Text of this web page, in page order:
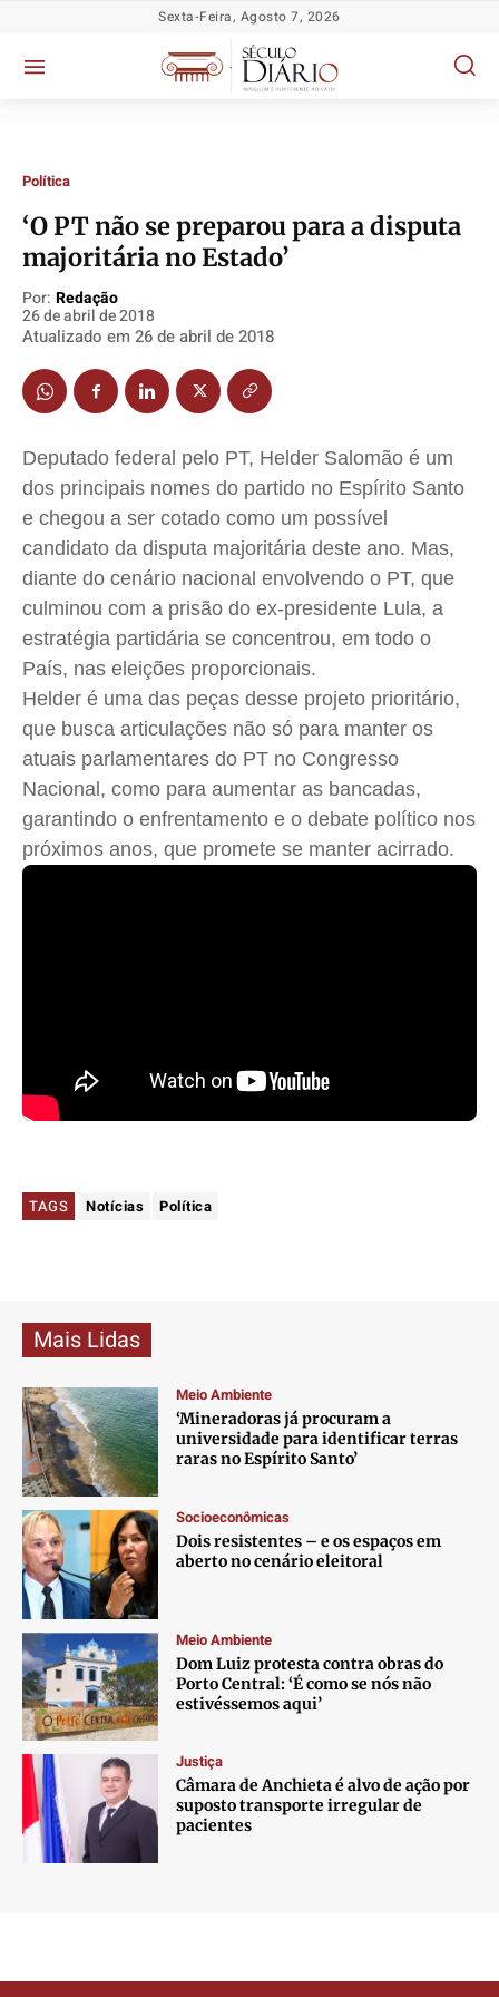
Política
Socioeconômicas
TV Século
Justiça
Segurança
Saúde
Cidades
Direitos
Colunas
Caetano Roque
Gustavo Bastos
Jr Mignone (in memorian)
Wanda Sily
Publicidade Legal
Termos de Uso
Política
Socioeconômicas
TV Século
Justiça
Segurança
Saúde
Cidades
Direitos
Colunas
Caetano Roque
Gustavo Bastos
Jr Mignone (in memorian)
Wanda Sily
Publicidade Legal
Termos de Uso
Política
Socioeconômicas
TV Século
Justiça
Segurança
Saúde
Cidades
Direitos
Colunas
Caetano Roque
Gustavo Bastos
Jr Mignone (in memorian)
Wanda Sily
Publicidade Legal
Termos de Uso
Política
Socioeconômicas
TV Século
Justiça
Segurança
Saúde
Cidades
Direitos
Colunas
Caetano Roque
Gustavo Bastos
Jr Mignone (in memorian)
Wanda Sily
Publicidade Legal
Termos de Uso
Sexta-Feira, Agosto 7, 2026
Política
‘O PT não se preparou para a disputa
majoritária no Estado’
Por: Redação
26 de abril de 2018
Atualizado em 26 de abril de 2018
Deputado federal pelo PT, Helder Salomão é um
dos principais nomes do partido no Espírito Santo
e chegou a ser cotado como um possível
candidato da disputa majoritária deste ano. Mas,
diante do cenário nacional envolvendo o PT, que
culminou com a prisão do ex-presidente Lula, a
estratégia partidária se concentrou, em todo o
País, nas eleições proporcionais.
Helder é uma das peças desse projeto prioritário,
que busca articulações não só para manter os
atuais parlamentares do PT no Congresso
Nacional, como para aumentar as bancadas,
garantindo o enfrentamento e o debate político nos
próximos anos, que promete se manter acirrado.
TAGS Notícias Política
Mais Lidas
Meio Ambiente
‘Mineradoras já procuram a
universidade para identificar terras
raras no Espírito Santo’
Socioeconômicas
Dois resistentes – e os espaços em
aberto no cenário eleitoral
Meio Ambiente
Dom Luiz protesta contra obras do
Porto Central: ‘É como se nós não
estivéssemos aqui’
Justiça
Câmara de Anchieta é alvo de ação por
suposto transporte irregular de
pacientes